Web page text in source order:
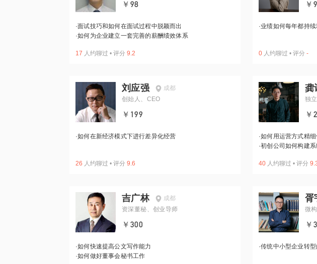
￥98
·面试技巧和如何在面试过程中脱颖而出
·如何为企业建立一套完善的薪酬绩效体系
17 人约聊过 • 评分 9.2
￥
·业绩如何每年都持续
0 人约聊过 • 评分 -
刘应强
成都
创始人、CEO
￥199
·如何在新经济模式下进行差异化经营
26 人约聊过 • 评分 9.6
龚
独
￥
·如何用运营方式精
·初创公司如何构建
40 人约聊过 • 评分
吉广林
成都
资深董秘、创业导师
￥300
·如何快速提高公文写作能力
·如何做好董事会秘书工作
胥
微
￥
·传统中小型企业转